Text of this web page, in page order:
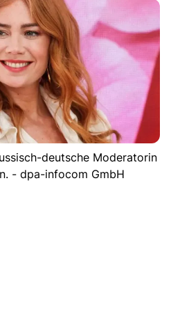
deutsche Moderatorin
- dpa-infocom GmbH